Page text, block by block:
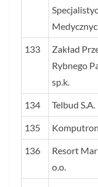
133
Zakład
Rybnego
sp.k.
134 Telbud S.A.
135
136
Resort
o.o.